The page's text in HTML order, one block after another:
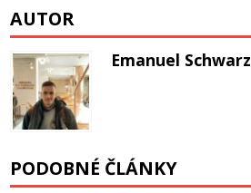
AUTOR
Emanuel Schwarz
PODOBNÉ ČLÁNKY